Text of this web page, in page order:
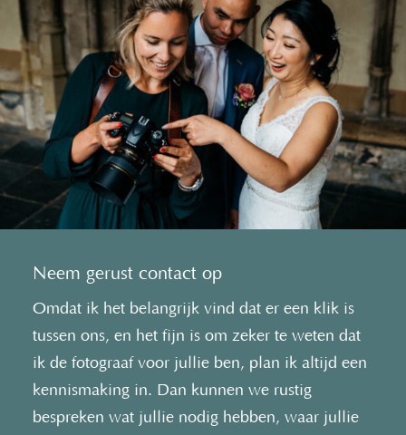
Neem gerust contact op
Omdat ik het belangrijk vind dat er een klik is
tussen ons, en het fijn is om zeker te weten dat
ik de fotograaf voor jullie ben, plan ik altijd een
kennismaking in. Dan kunnen we rustig
bespreken wat jullie nodig hebben, waar jullie